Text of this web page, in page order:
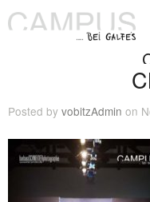
Posted by vobitzAdmin on